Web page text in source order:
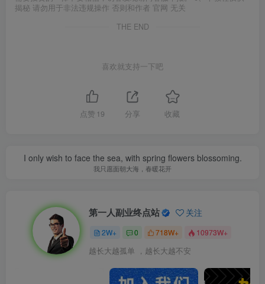
揭秘 请勿用于非法违规操作 否则和作者 官网 无关
THE END
喜欢就支持一下吧
点赞 19 分享 收藏
I only wish to face the sea, with spring flowers blossoming.
我只愿面朝大海，春暖花开
第一人副业终点站 关注
2W+ 0 718W+ 10973W+
越长大越孤单 ，越长大越不安